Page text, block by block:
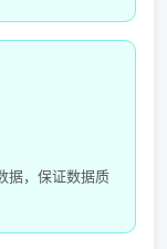
据，保证数据质